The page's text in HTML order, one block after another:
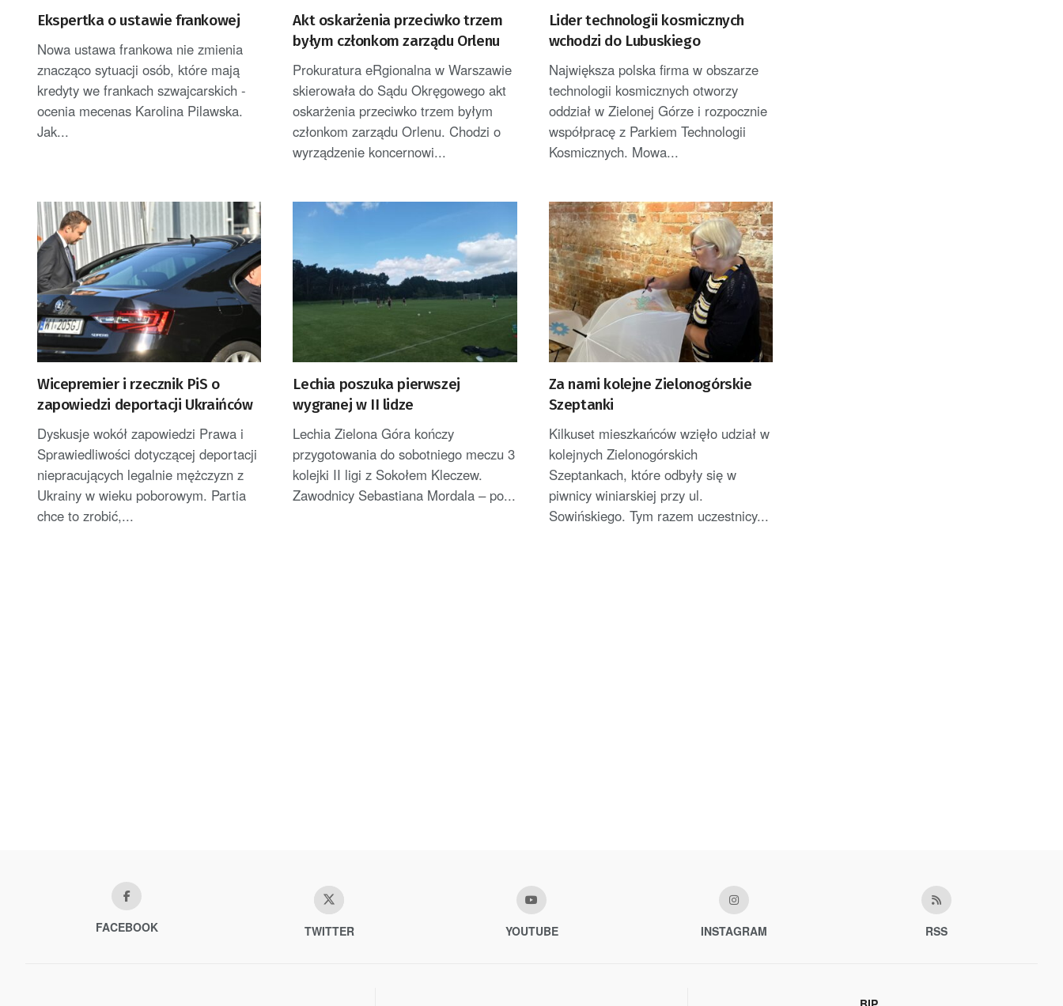
Ekspertka o ustawie frankowej
Nowa ustawa frankowa nie zmienia
znacząco sytuacji osób, które mają
kredyty we frankach szwajcarskich -
ocenia mecenas Karolina Pilawska.
Jak...
Akt oskarżenia przeciwko trzem
byłym członkom zarządu Orlenu
Prokuratura eRgionalna w Warszawie
skierowała do Sądu Okręgowego akt
oskarżenia przeciwko trzem byłym
członkom zarządu Orlenu. Chodzi o
wyrządzenie koncernowi...
Lider technologii kosmicznych
wchodzi do Lubuskiego
Największa polska firma w obszarze
technologii kosmicznych otworzy
oddział w Zielonej Górze i rozpocznie
współpracę z Parkiem Technologii
Kosmicznych. Mowa...
Wicepremier i rzecznik PiS o
zapowiedzi deportacji Ukraińców
Dyskusje wokół zapowiedzi Prawa i
Sprawiedliwości dotyczącej deportacji
niepracujących legalnie mężczyzn z
Ukrainy w wieku poborowym. Partia
chce to zrobić,...
Lechia poszuka pierwszej
wygranej w II lidze
Lechia Zielona Góra kończy
przygotowania do sobotniego meczu 3
kolejki II ligi z Sokołem Kleczew.
Zawodnicy Sebastiana Mordala – po...
Za nami kolejne Zielonogórskie
Szeptanki
Kilkuset mieszkańców wzięło udział w
kolejnych Zielonogórskich
Szeptankach, które odbyły się w
piwnicy winiarskiej przy ul.
Sowińskiego. Tym razem uczestnicy...
FACEBOOK TWITTER YOUTUBE INSTAGRAM RSS